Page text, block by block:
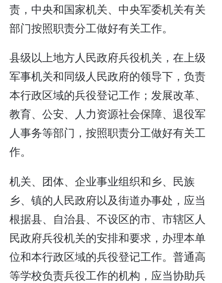
责，中央和国家机关、中央军委机关有关
部门按照职责分工做好有关工作。
县级以上地方人民政府兵役机关，在上级
军事机关和同级人民政府的领导下，负责
本行政区域的兵役登记工作；发展改革、
教育、公安、人力资源社会保障、退役军
人事务等部门，按照职责分工做好有关工
作。
机关、团体、企业事业组织和乡、民族
乡、镇的人民政府以及街道办事处，应当
根据县、自治县、不设区的市、市辖区人
民政府兵役机关的安排和要求，办理本单
位和本行政区域的兵役登记工作。普通高
等学校负责兵役工作的机构，应当协助兵